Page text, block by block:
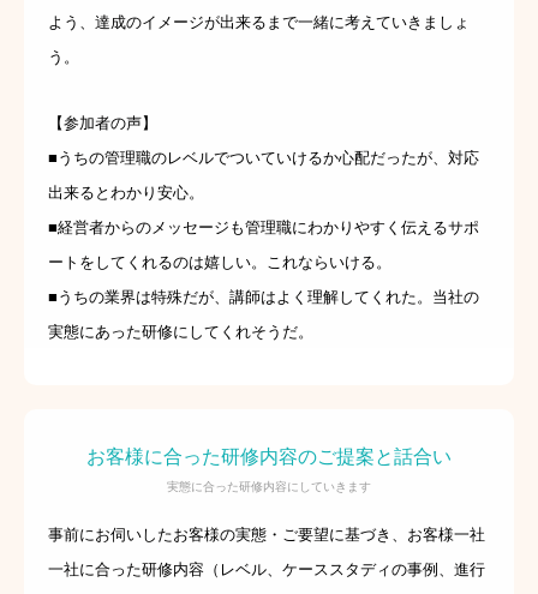
よう、達成のイメージが出来るまで一緒に考えていきましょ
う。
【参加者の声】
■うちの管理職のレベルでついていけるか心配だったが、対応
出来るとわかり安心。
■経営者からのメッセージも管理職にわかりやすく伝えるサポ
ートをしてくれるのは嬉しい。これならいける。
■うちの業界は特殊だが、講師はよく理解してくれた。当社の
実態にあった研修にしてくれそうだ。
お客様に合った研修内容のご提案と話合い
実態に合った研修内容にしていきます
事前にお伺いしたお客様の実態・ご要望に基づき、お客様一社
一社に合った研修内容（レベル、ケーススタディの事例、進行